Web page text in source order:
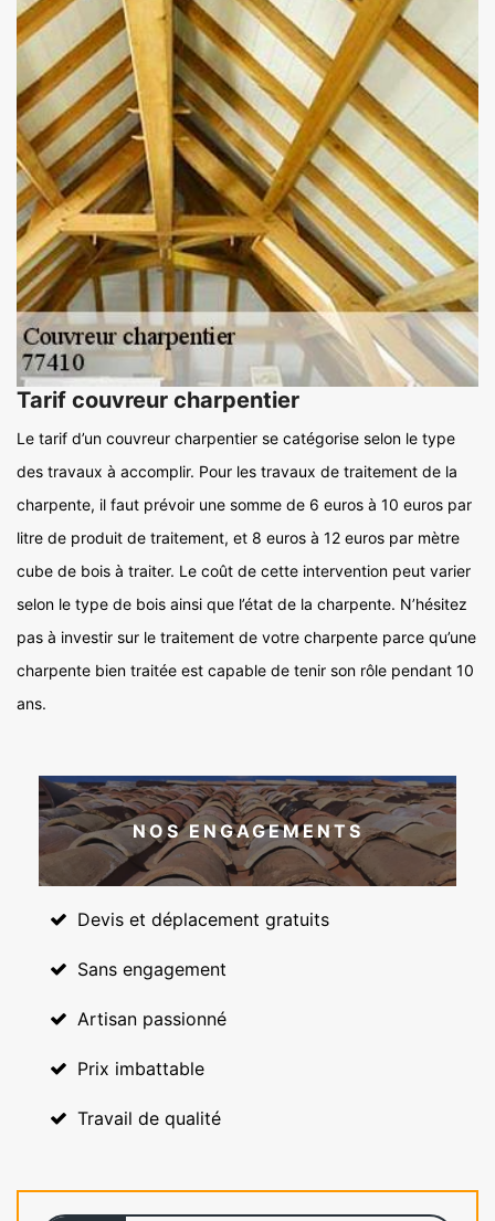
Tarif couvreur charpentier
Le tarif d’un couvreur charpentier se catégorise selon le type
des travaux à accomplir. Pour les travaux de traitement de la
charpente, il faut prévoir une somme de 6 euros à 10 euros par
litre de produit de traitement, et 8 euros à 12 euros par mètre
cube de bois à traiter. Le coût de cette intervention peut varier
selon le type de bois ainsi que l’état de la charpente. N’hésitez
pas à investir sur le traitement de votre charpente parce qu’une
charpente bien traitée est capable de tenir son rôle pendant 10
ans.
NOS ENGAGEMENTS
Devis et déplacement gratuits
Sans engagement
Artisan passionné
Prix imbattable
Travail de qualité